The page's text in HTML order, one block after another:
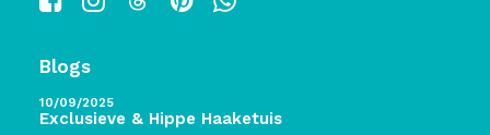
Blogs
10/09/2025
Exclusieve & Hippe Haaketuis